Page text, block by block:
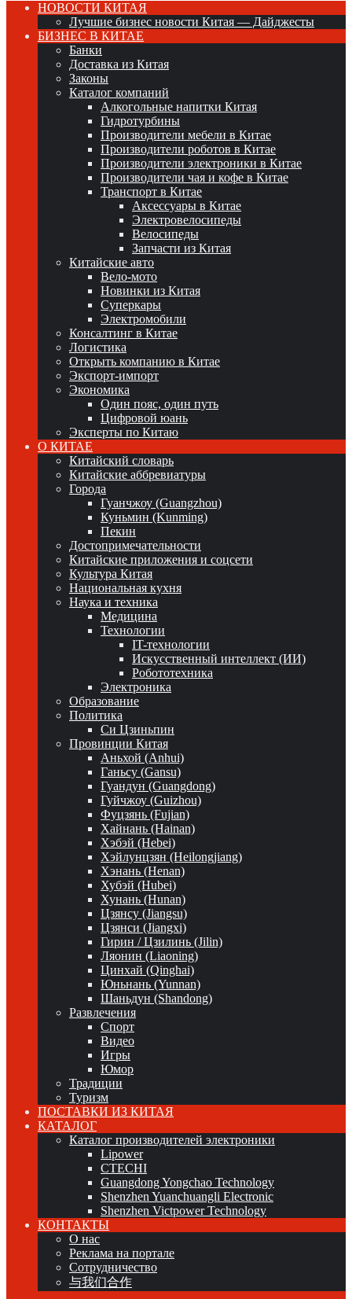
НОВОСТИ КИТАЯ
Лучшие бизнес новости Китая — Дайджесты
БИЗНЕС В КИТАЕ
Банки
Доставка из Китая
Законы
Каталог компаний
Алкогольные напитки Китая
Гидротурбины
Производители мебели в Китае
Производители роботов в Китае
Производители электроники в Китае
Производители чая и кофе в Китае
Транспорт в Китае
Аксессуары в Китае
Электровелосипеды
Велосипеды
Запчасти из Китая
Китайские авто
Вело-мото
Новинки из Китая
Суперкары
Электромобили
Консалтинг в Китае
Логистика
Открыть компанию в Китае
Экспорт-импорт
Экономика
Один пояс, один путь
Цифровой юань
Эксперты по Китаю
О КИТАЕ
Китайский словарь
Китайские аббревиатуры
Города
Гуанчжоу (Guangzhou)
Куньмин (Kunming)
Пекин
Достопримечательности
Китайские приложения и соцсети
Культура Китая
Национальная кухня
Наука и техника
Медицина
Технологии
IT-технологии
Искусственный интеллект (ИИ)
Робототехника
Электроника
Образование
Политика
Си Цзиньпин
Провинции Китая
Аньхой (Anhui)
Ганьсу (Gansu)
Гуандун (Guangdong)
Гуйчжоу (Guizhou)
Фуцзянь (Fujian)
Хайнань (Hainan)
Хэбэй (Hebei)
Хэйлунцзян (Heilongjiang)
Хэнань (Henan)
Хубэй (Hubei)
Хунань (Hunan)
Цзянсу (Jiangsu)
Цзянси (Jiangxi)
Гирин / Цзилинь (Jilin)
Ляонин (Liaoning)
Цинхай (Qinghai)
Юньнань (Yunnan)
Шаньдун (Shandong)
Развлечения
Спорт
Видео
Игры
Юмор
Традиции
Туризм
ПОСТАВКИ ИЗ КИТАЯ
КАТАЛОГ
Каталог производителей электроники
Lipower
CTECHI
Guangdong Yongchao Technology
Shenzhen Yuanchuangli Electronic
Shenzhen Victpower Technology
КОНТАКТЫ
О нас
Реклама на портале
Сотрудничество
与我们合作